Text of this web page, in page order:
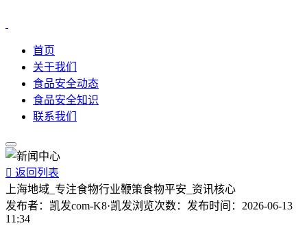
首页
关于我们
食品安全动态
食品安全知识
联系我们
 返回列表
上海地域_专注食物行业鞭策食物平安_资讯核心
发布者： 凯发com-K8·凯发浏览次数： 发布时间： 2026-06-13
11:34